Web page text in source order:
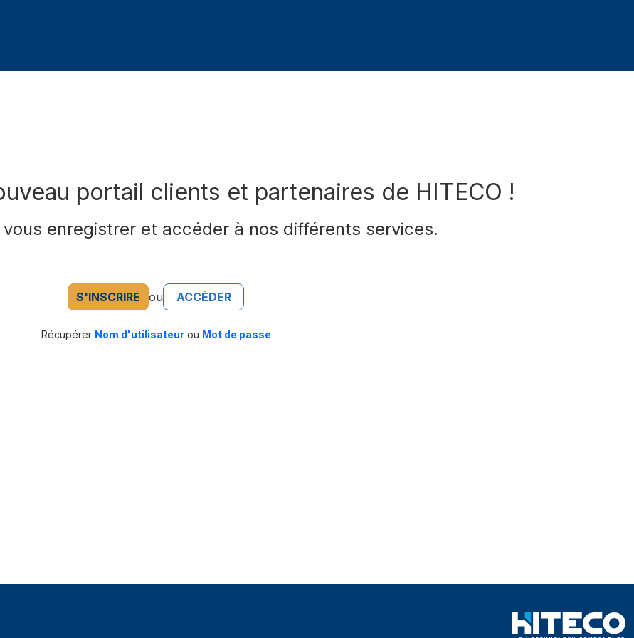
portail clients et partenaires de HITECO !
enregistrer et accéder à nos différents services.
S'INSCRIRE ou ACCÉDER
Récupérer Nom d'utilisateur ou Mot de passe